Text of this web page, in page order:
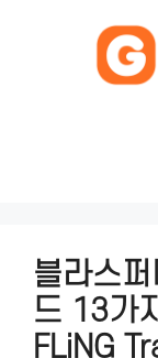
블라스
드 13가
FLiNG